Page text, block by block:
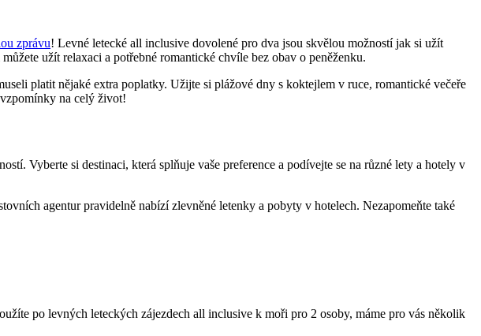
zprávu! Levné letecké​ all inclusive‌ dovolené‍ pro dva⁣ jsou skvělou ‌možností jak si užít
užít relaxaci a potřebné romantické ‌chvíle bez obav o peněženku.
platit ⁢nějaké extra ‌poplatky. Užijte⁢ si​ plážové dny s ‍koktejlem v ruce,⁢ romantické večeře
vzpomínky na celý život!
Vyberte si destinaci, která splňuje vaše⁣ preference ⁣a ‌podívejte se ⁣na‍ různé‌ lety a hotely⁣ v
agentur pravidelně ‍nabízí zlevněné letenky a pobyty v hotelech. ‌Nezapomeňte také
po levných leteckých zájezdech all inclusive k moři pro 2 osoby, máme pro vás několik